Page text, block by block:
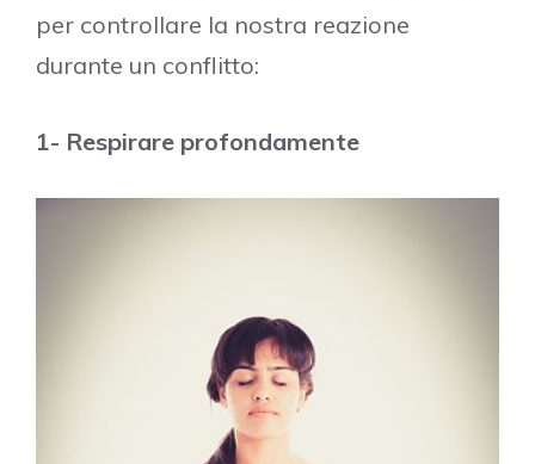
per controllare la nostra reazione
durante un conflitto:
1- Respirare profondamente